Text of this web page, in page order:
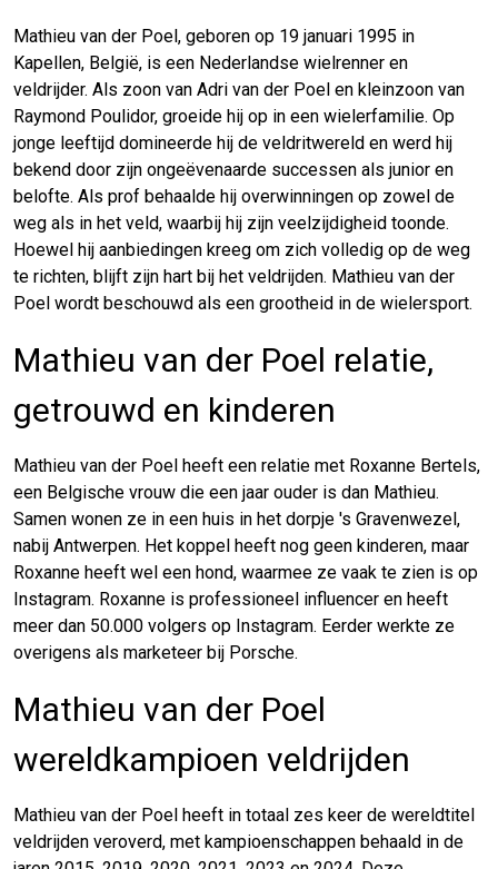
Mathieu van der Poel, geboren op 19 januari 1995 in
Kapellen, België, is een Nederlandse wielrenner en
veldrijder. Als zoon van Adri van der Poel en kleinzoon van
Raymond Poulidor, groeide hij op in een wielerfamilie. Op
jonge leeftijd domineerde hij de veldritwereld en werd hij
bekend door zijn ongeëvenaarde successen als junior en
belofte. Als prof behaalde hij overwinningen op zowel de
weg als in het veld, waarbij hij zijn veelzijdigheid toonde.
Hoewel hij aanbiedingen kreeg om zich volledig op de weg
te richten, blijft zijn hart bij het veldrijden. Mathieu van der
Poel wordt beschouwd als een grootheid in de wielersport.
Mathieu van der Poel relatie,
getrouwd en kinderen
Mathieu van der Poel heeft een relatie met Roxanne Bertels,
een Belgische vrouw die een jaar ouder is dan Mathieu.
Samen wonen ze in een huis in het dorpje 's Gravenwezel,
nabij Antwerpen. Het koppel heeft nog geen kinderen, maar
Roxanne heeft wel een hond, waarmee ze vaak te zien is op
Instagram. Roxanne is professioneel influencer en heeft
meer dan 50.000 volgers op Instagram. Eerder werkte ze
overigens als marketeer bij Porsche.
Mathieu van der Poel
wereldkampioen veldrijden
Mathieu van der Poel heeft in totaal zes keer de wereldtitel
veldrijden veroverd, met kampioenschappen behaald in de